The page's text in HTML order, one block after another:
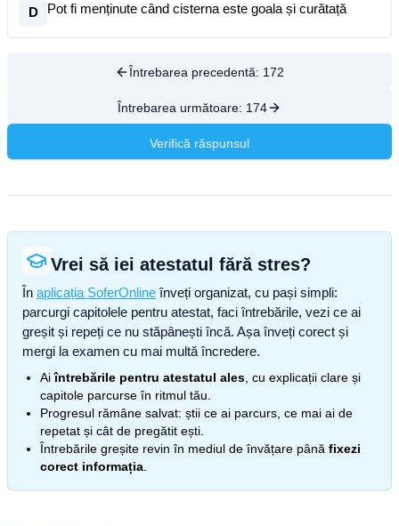
D Pot fi menținute când cisterna este goala și curătață
Întrebarea precedentă: 172
Întrebarea următoare: 174
Verifică răspunsul
Vrei să iei atestatul fără stres?
În aplicația SoferOnline înveți organizat, cu pași simpli:
parcurgi capitolele pentru atestat, faci întrebările, vezi ce ai
greșit și repeți ce nu stăpânești încă. Așa înveți corect și
mergi la examen cu mai multă încredere.
Aiîntrebările pentru atestatul ales , cu explicații clare și
capitole parcurse în ritmul tău.
Progresul rămâne salvat: știi ce ai parcurs, ce mai ai de
repetat și cât de pregătit ești.
Întrebările greșite revin în mediul de învățare până fixezi
corect informația